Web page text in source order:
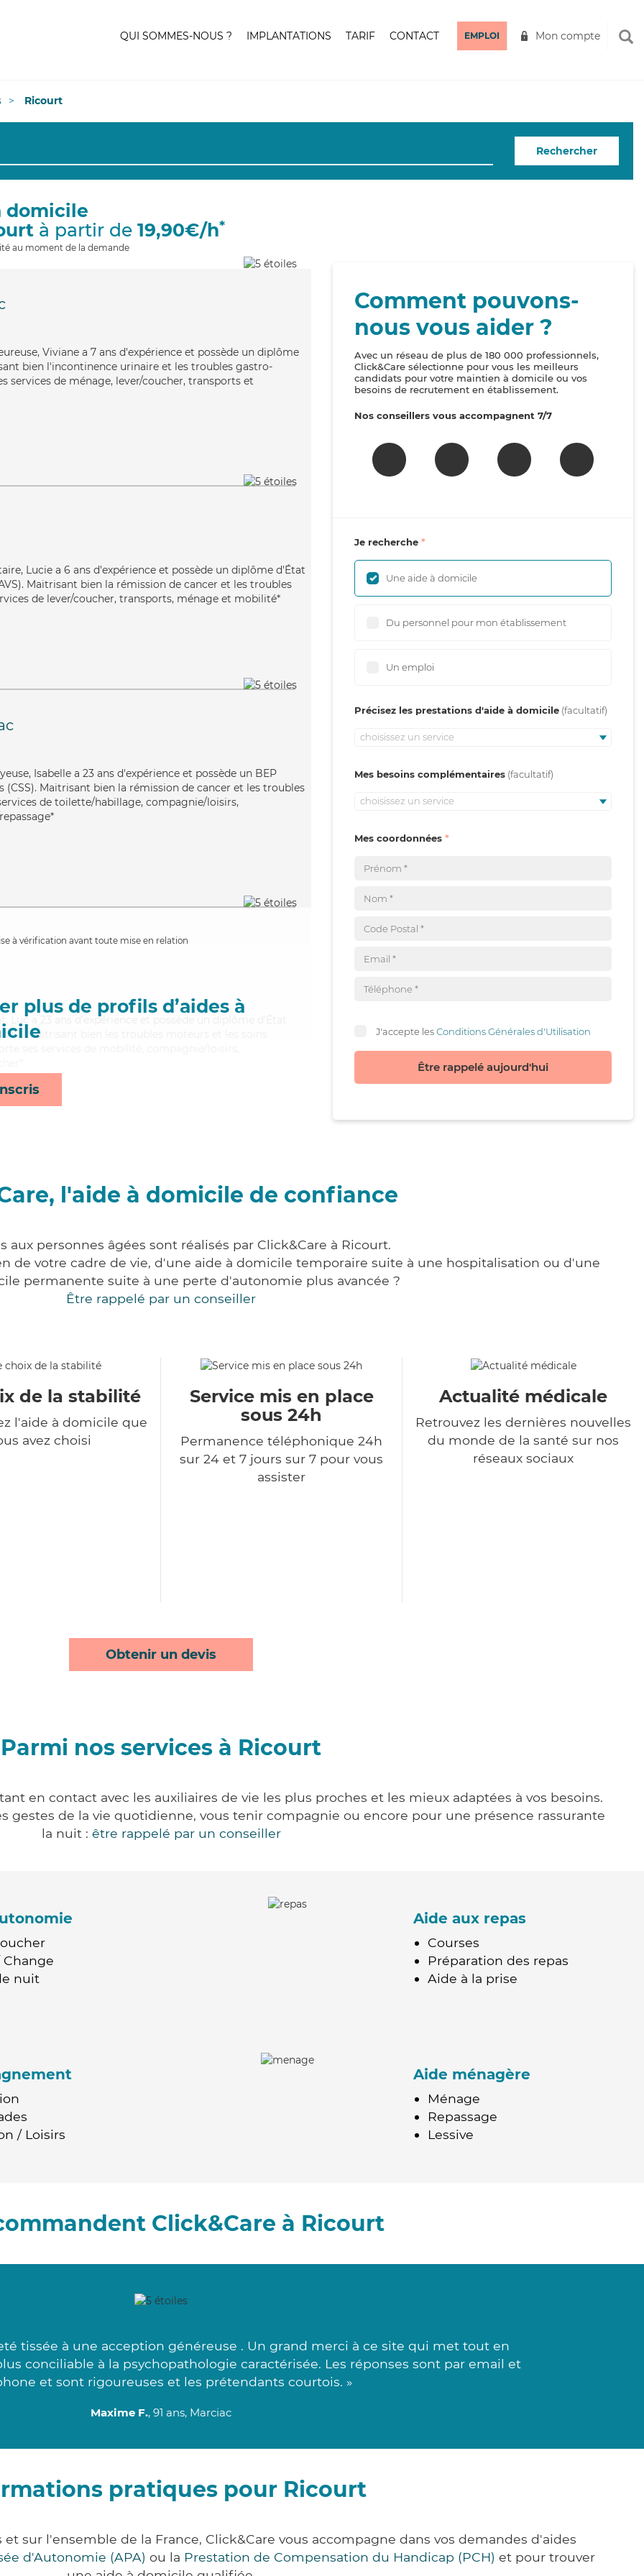
QUI SOMMES-NOUS ? IMPLANTATIONS TARIF CONTACT EMPLOI Mon compte
Ricourt
Rechercher
domicile
à partir de 19,90€/h*
au moment de la demande
Viviane a 7 ans d'expérience et possède un diplôme
bien l'incontinence urinaire et les troubles gastro-
services de ménage, lever/coucher, transports et
Lucie a 6 ans d'expérience et possède un diplôme d'État
Maitrisant bien la rémission de cancer et les troubles
de lever/coucher, transports, ménage et mobilité*
Isabelle a 23 ans d'expérience et possède un BEP
(CSS). Maitrisant bien la rémission de cancer et les troubles
de toilette/habillage, compagnie/loisirs,
à vérification avant toute mise en relation
plus de profils d’aides à
Luc a 23 ans d'expérience et possède un diplôme d'État
Maitrisant bien les troubles moteurs et les soins
Comment pouvons-
nous vous aider ?
Avec un réseau de plus de 180 000 professionnels,
Click&Care sélectionne pour vous les meilleurs
candidats pour votre maintien à domicile ou vos
besoins de recrutement en établissement.
Nos conseillers vous accompagnent 7/7
Je recherche
Une aide à domicile
Du personnel pour mon établissement
Un emploi
Précisez les prestations d'aide à domicile
choisissez un service
Mes besoins complémentaires
choisissez un service
Mes coordonnées
J'accepte lesConditions Générales d'Utilisation
Être rappelé aujourd'hui
l'aide à domicile de confiance
aux personnes âgées sont réalisés par Click&Care à Ricourt.
de votre cadre de vie, d'une aide à domicile temporaire suite à une hospitalisation ou d'une
permanente suite à une perte d'autonomie plus avancée ?
Être rappelé par un conseiller
de la stabilité
l'aide à domicile que
avez choisi
Service mis en place
sous 24h
Permanence téléphonique 24h
sur 24 et 7 jours sur 7 pour vous
assister
Actualité médicale
Retrouvez les dernières nouvelles
du monde de la santé sur nos
réseaux sociaux
Obtenir un devis
Parmi nos services à Ricourt
en contact avec les auxiliaires de vie les plus proches et les mieux adaptées à vos besoins.
gestes de la vie quotidienne, vous tenir compagnie ou encore pour une présence rassurante
la nuit : être rappelé par un conseiller
nuit
Aide aux repas
Courses
Préparation des repas
Aide à la prise
/ Loisirs
Aide ménagère
Ménage
Repassage
Lessive
Click&Care à Ricourt
tissée à une acception généreuse . Un grand merci à ce site qui met tout en
conciliable à la psychopathologie caractérisée. Les réponses sont par email et
et sont rigoureuses et les prétendants courtois. »
Maxime F., 91 ans, Marciac
pratiques pour Ricourt
sur l'ensemble de la France, Click&Care vous accompagne dans vos demandes d'aides
d'Autonomie (APA) ou la Prestation de Compensation du Handicap (PCH) et pour trouver